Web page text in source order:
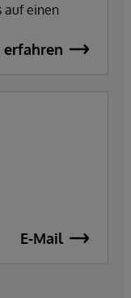
auf einen
erfahren
E-Mail